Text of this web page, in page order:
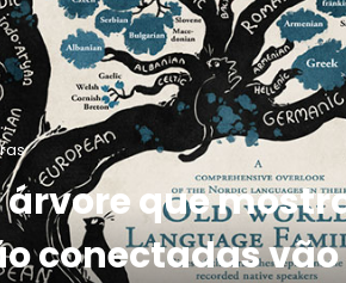
árvore que
conectadas